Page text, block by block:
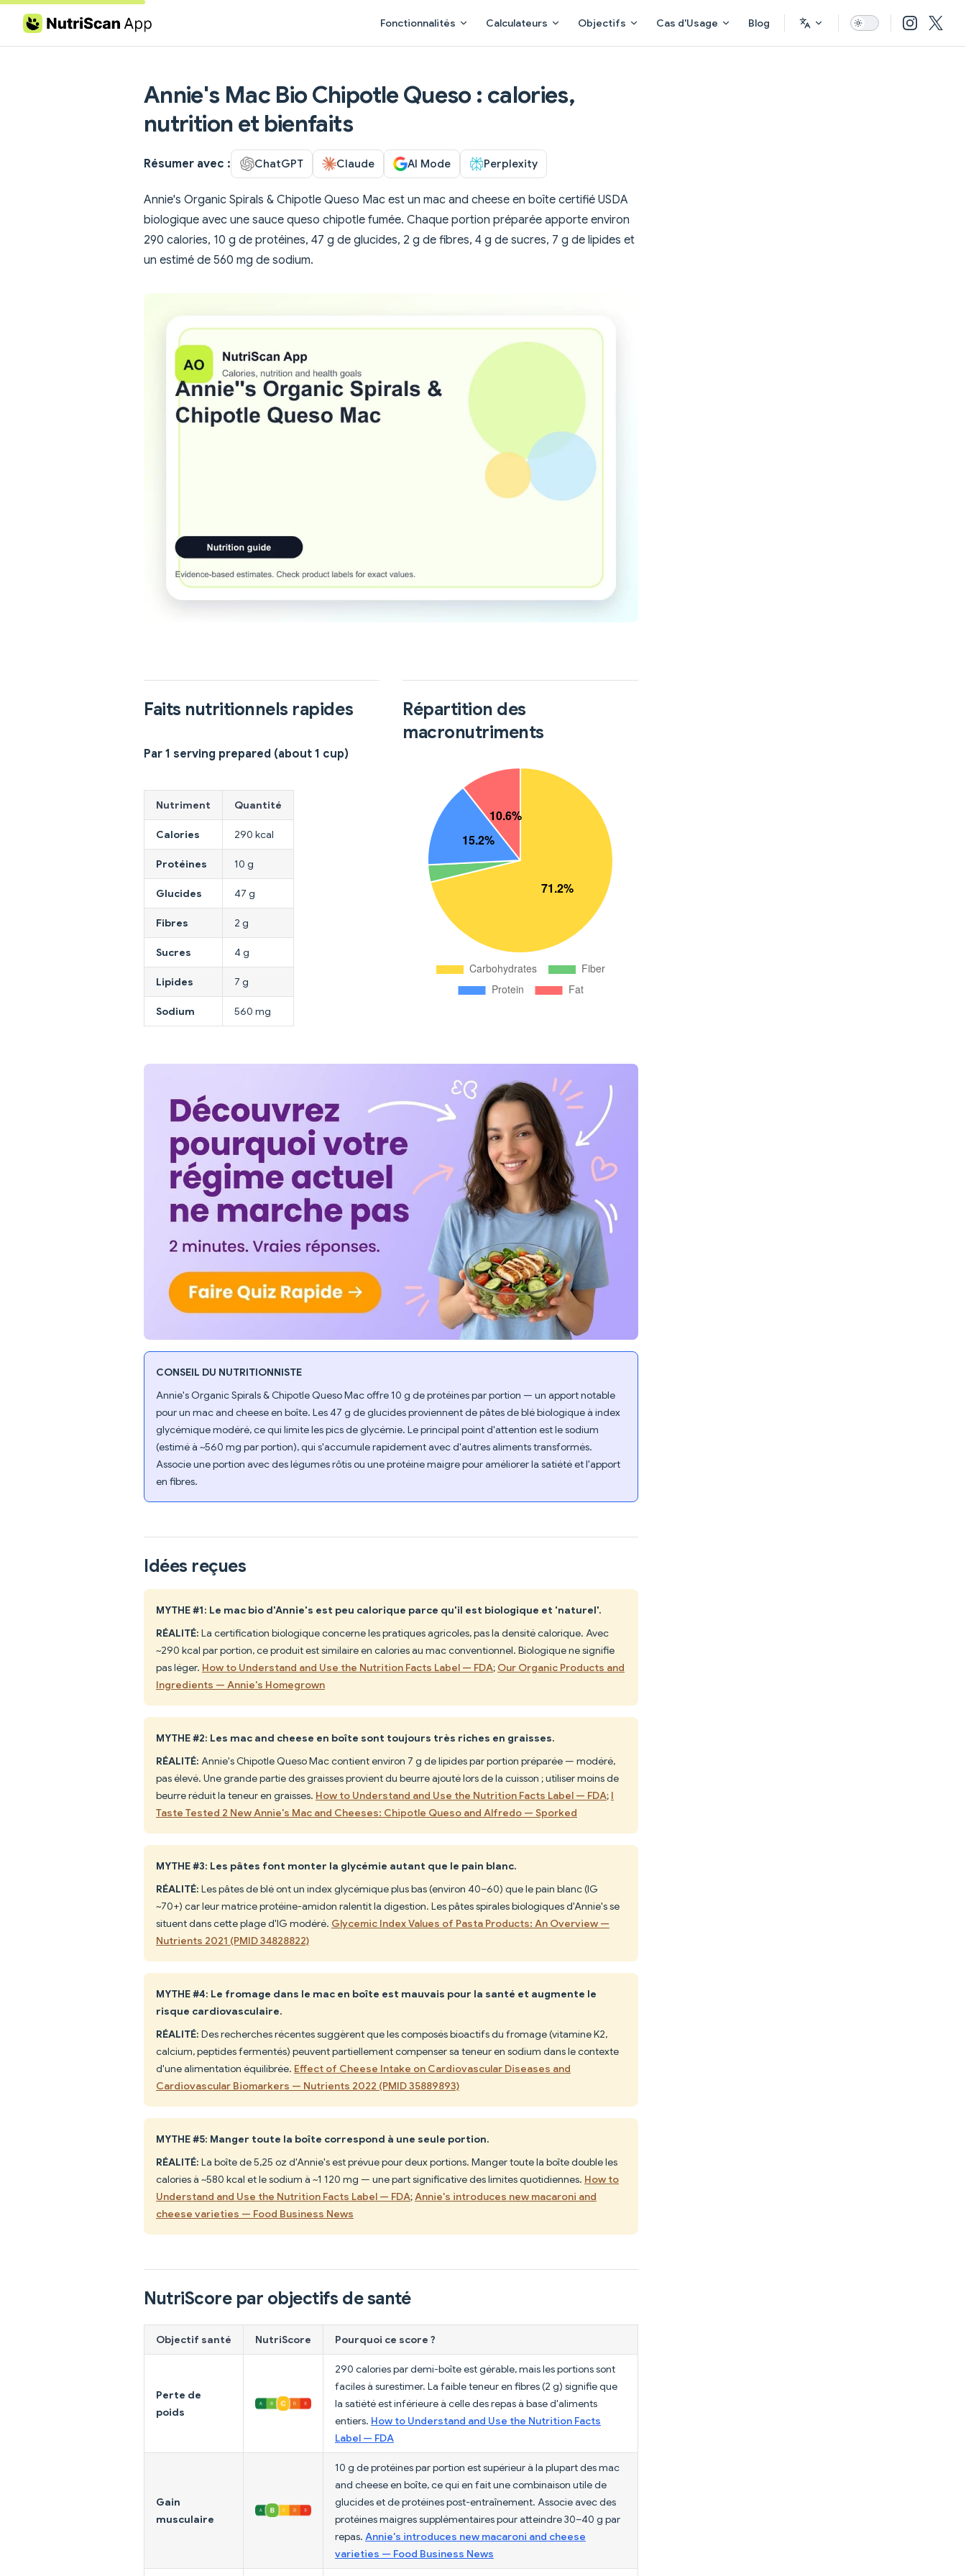
Skip to content Fonctionnalités Calculateurs Objectifs Cas d'Usage Blog
Annie's Mac Bio Chipotle Queso : calories,
nutrition et bienfaits
Résumer avec : ChatGPT Claude AI Mode Perplexity
Annie's Organic Spirals & Chipotle Queso Mac est un mac and cheese en boîte certifié USDA
biologique avec une sauce queso chipotle fumée. Chaque portion préparée apporte environ
290 calories, 10 g de protéines, 47 g de glucides, 2 g de fibres, 4 g de sucres, 7 g de lipides et
un estimé de 560 mg de sodium.
Faits nutritionnels rapides
Par 1 serving prepared (about 1 cup)
Nutriment Quantité
Calories 290 kcal
Protéines 10 g
Glucides 47 g
Fibres 2 g
Sucres 4 g
Lipides 7 g
Sodium 560 mg
Répartition des
macronutriments
CONSEIL DU NUTRITIONNISTE
Annie's Organic Spirals & Chipotle Queso Mac offre 10 g de protéines par portion — un apport notable
pour un mac and cheese en boîte. Les 47 g de glucides proviennent de pâtes de blé biologique à index
glycémique modéré, ce qui limite les pics de glycémie. Le principal point d'attention est le sodium
(estimé à ~560 mg par portion), qui s'accumule rapidement avec d'autres aliments transformés.
Associe une portion avec des légumes rôtis ou une protéine maigre pour améliorer la satiété et l'apport
en fibres.
Idées reçues
MYTHE #1: Le mac bio d'Annie's est peu calorique parce qu'il est biologique et 'naturel'.
RÉALITÉ: La certification biologique concerne les pratiques agricoles, pas la densité calorique. Avec
~290 kcal par portion, ce produit est similaire en calories au mac conventionnel. Biologique ne signifie
pas léger. How to Understand and Use the Nutrition Facts Label — FDA; Our Organic Products and
Ingredients — Annie's Homegrown
MYTHE #2: Les mac and cheese en boîte sont toujours très riches en graisses.
RÉALITÉ: Annie's Chipotle Queso Mac contient environ 7 g de lipides par portion préparée — modéré,
pas élevé. Une grande partie des graisses provient du beurre ajouté lors de la cuisson ; utiliser moins de
beurre réduit la teneur en graisses. How to Understand and Use the Nutrition Facts Label — FDA; I
Taste Tested 2 New Annie's Mac and Cheeses: Chipotle Queso and Alfredo — Sporked
MYTHE #3: Les pâtes font monter la glycémie autant que le pain blanc.
RÉALITÉ: Les pâtes de blé ont un index glycémique plus bas (environ 40–60) que le pain blanc (IG
~70+) car leur matrice protéine-amidon ralentit la digestion. Les pâtes spirales biologiques d'Annie's se
situent dans cette plage d'IG modéré. Glycemic Index Values of Pasta Products: An Overview —
Nutrients 2021 (PMID 34828822)
MYTHE #4: Le fromage dans le mac en boîte est mauvais pour la santé et augmente le
risque cardiovasculaire.
RÉALITÉ: Des recherches récentes suggèrent que les composés bioactifs du fromage (vitamine K2,
calcium, peptides fermentés) peuvent partiellement compenser sa teneur en sodium dans le contexte
d'une alimentation équilibrée. Effect of Cheese Intake on Cardiovascular Diseases and
Cardiovascular Biomarkers — Nutrients 2022 (PMID 35889893)
MYTHE #5: Manger toute la boîte correspond à une seule portion.
RÉALITÉ: La boîte de 5,25 oz d'Annie's est prévue pour deux portions. Manger toute la boîte double les
calories à ~580 kcal et le sodium à ~1 120 mg — une part significative des limites quotidiennes. How to
Understand and Use the Nutrition Facts Label — FDA;Annie's introduces new macaroni and
cheese varieties — Food Business News
NutriScore par objectifs de santé
Objectif santé NutriScore Pourquoi ce score ?
Perte de
poids
290 calories par demi-boîte est gérable, mais les portions sont
faciles à surestimer. La faible teneur en fibres (2 g) signifie que
la satiété est inférieure à celle des repas à base d'aliments
entiers. How to Understand and Use the Nutrition Facts
Label — FDA
Gain
musculaire
10 g de protéines par portion est supérieur à la plupart des mac
and cheese en boîte, ce qui en fait une combinaison utile de
glucides et de protéines post-entraînement. Associe avec des
protéines maigres supplémentaires pour atteindre 30–40 g par
repas. Annie's introduces new macaroni and cheese
varieties — Food Business News